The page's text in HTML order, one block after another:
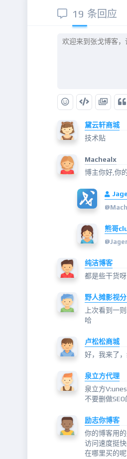
19 条回应
黛云轩商城
技术贴
Machealx
博主你好,你
熊哥
@Jager
纯洁博客
都是些干货呀
野人摊影视
上次看到一
哈
卢松松商城
好，我来了
泉立方代理
泉立方
不要删做
励志你博客
你的博客用的
访问速度挺快
在哪里买的呢